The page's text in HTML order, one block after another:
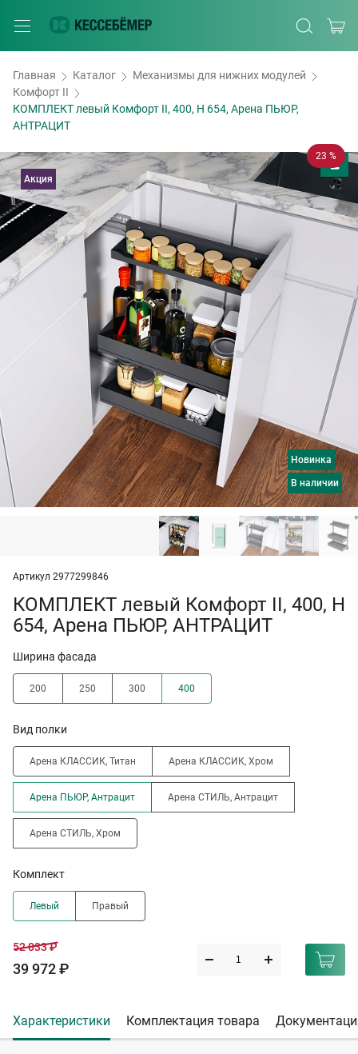
Главная Каталог
Механизмы для нижних модулей
Комфорт II
КОМПЛЕКТ левый Комфорт II, 400, H 654, Арена ПЬЮР,
АНТРАЦИТ
23 %
Новинка
в наличии
Акция
Артикул 2977299846
КОМПЛЕКТ левый Комфорт II, 400, H
654, Арена ПЬЮР, АНТРАЦИТ
Ширина фасада
200 250 300 400
Вид полки
Арена КЛАССИК, Титан Арена КЛАССИК, Хром
Арена ПЬЮР, Антрацит Арена СТИЛЬ, Антрацит
Арена СТИЛЬ, Хром
Комплект
Левый Правый
52 033 ₽
39 972 ₽
Характеристики Комплектация товара